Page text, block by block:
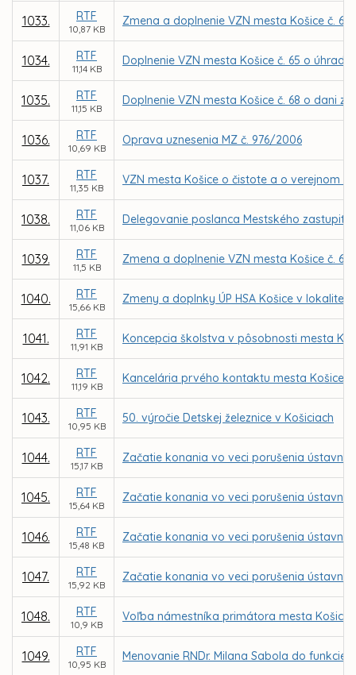
1033. RTF
10,87 KB
Zmena a doplnenie VZN mesta Košice č.
1034. RTF
11,14 KB
Doplnenie VZN mesta Košice č. 65 o
1035. RTF
11,15 KB
Doplnenie VZN mesta Košice č. 68 o dani
1036. RTF
10,69 KB
Oprava uznesenia MZ č. 976/2006
1037. RTF
11,35 KB
VZN mesta Košice o čistote a o verejnom
1038. RTF
11,06 KB
Delegovanie poslanca Mestského
1039. RTF
11,5 KB
Zmena a doplnenie VZN mesta Košice č.
1040. RTF
15,66 KB
Zmeny a doplnky ÚP HSA Košice v lokalite
1041. RTF
11,91 KB
Koncepcia školstva v pôsobnosti mesta
1042. RTF
11,19 KB
Kancelária prvého kontaktu mesta Košice
1043. RTF
10,95 KB
50. výročie Detskej železnice v Košiciach
1044. RTF
15,17 KB
Začatie konania vo veci porušenia
1045. RTF
15,64 KB
Začatie konania vo veci porušenia
1046. RTF
15,48 KB
Začatie konania vo veci porušenia
1047. RTF
15,92 KB
Začatie konania vo veci porušenia
1048. RTF
10,9 KB
Voľba námestníka primátora mesta Košice
1049. RTF
10,95 KB
Menovanie RNDr. Milana Sabola do